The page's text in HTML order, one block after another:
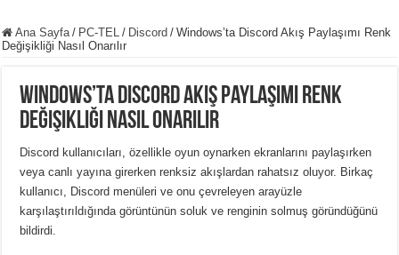
Ana Sayfa / PC-TEL / Discord / Windows’ta Discord Akış Paylaşımı Renk
Değişikliği Nasıl Onarılır
Windows’ta Discord Akış Paylaşımı Renk
Değişikliği Nasıl Onarılır
Discord kullanıcıları, özellikle oyun oynarken ekranlarını paylaşırken
veya canlı yayına girerken renksiz akışlardan rahatsız oluyor. Birkaç
kullanıcı, Discord menüleri ve onu çevreleyen arayüzle
karşılaştırıldığında görüntünün soluk ve renginin solmuş göründüğünü
bildirdi.